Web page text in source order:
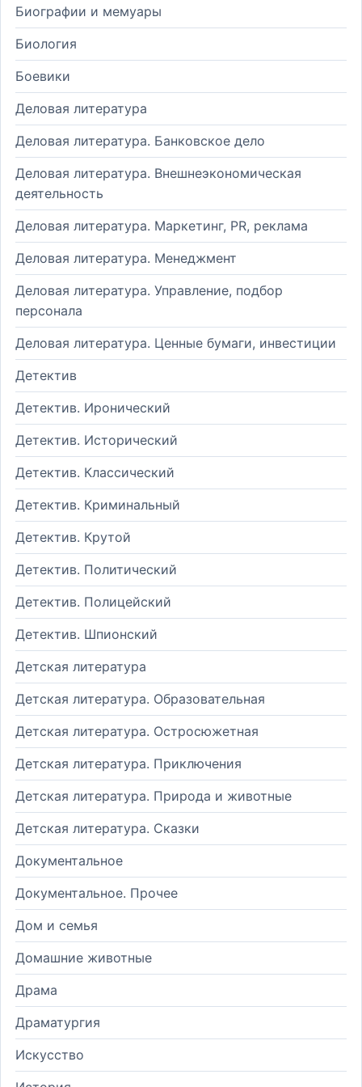
Биографии и мемуары
Биология
Боевики
Деловая литература
Деловая литература. Банковское дело
Деловая литература. Внешнеэкономическая
деятельность
Деловая литература. Маркетинг, PR, реклама
Деловая литература. Менеджмент
Деловая литература. Управление, подбор
персонала
Деловая литература. Ценные бумаги, инвестиции
Детектив
Детектив. Иронический
Детектив. Исторический
Детектив. Классический
Детектив. Криминальный
Детектив. Крутой
Детектив. Политический
Детектив. Полицейский
Детектив. Шпионский
Детская литература
Детская литература. Образовательная
Детская литература. Остросюжетная
Детская литература. Приключения
Детская литература. Природа и животные
Детская литература. Сказки
Документальное
Документальное. Прочее
Дом и семья
Домашние животные
Драма
Драматургия
Искусство